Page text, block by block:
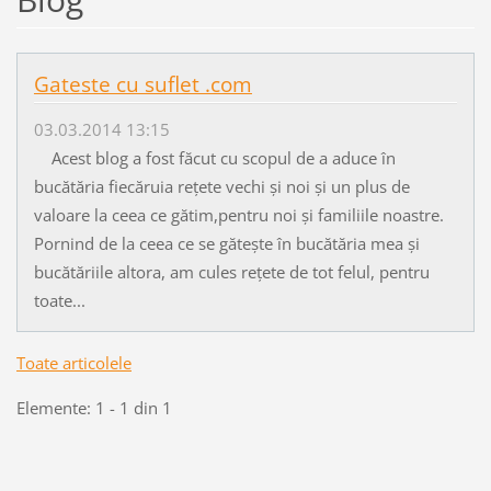
Gateste cu suflet .com
03.03.2014 13:15
Acest blog a fost făcut cu scopul de a aduce în
bucătăria fiecăruia rețete vechi și noi și un plus de
valoare la ceea ce gătim,pentru noi și familiile noastre.
Pornind de la ceea ce se gătește în bucătăria mea și
bucătăriile altora, am cules rețete de tot felul, pentru
toate...
Toate articolele
Elemente: 1 - 1 din 1